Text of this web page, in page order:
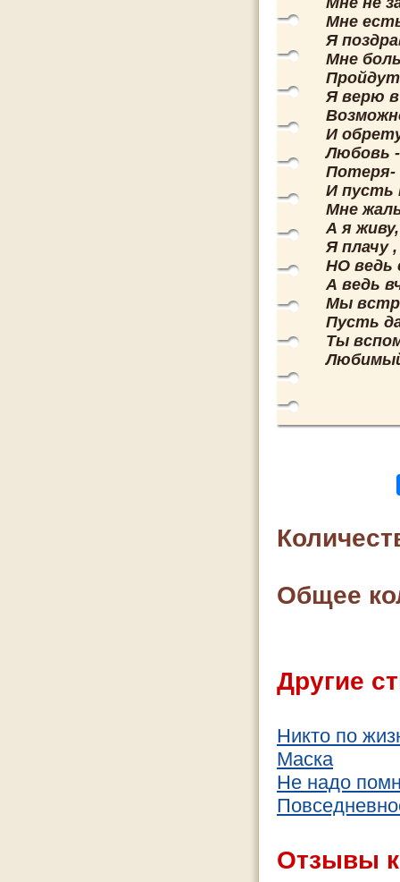
Мне
Я
Мне
Я верю
И
Любовь
Потеря-
И пусть
Мне
А я
Я плачу
НО ведь
А ведь
Мы
Пусть
Ты
Общее
Другие
Никто по
Маска
Не надо
Отзывы